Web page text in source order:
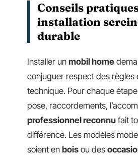
Conseils
installation
durable
Installer un mobil home
conjuguer respect des règles
technique. Pour chaque
pose, raccordements,
professionnel reconnu fait
différence. Les modèles
soient en bois ou des